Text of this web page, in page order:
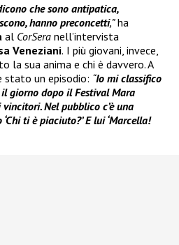
che sono antipatica,
hanno preconcetti,”ha
al CorSera nell’intervista
Veneziani. I più giovani, invece,
la sua anima e chi è davvero. A
un episodio: “Io mi classifico
giorno dopo il Festival Mara
Nel pubblico c’è una
ti è piaciuto?’ E lui ‘Marcella!